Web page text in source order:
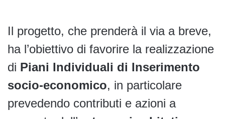
Il progetto, che prenderà il via a breve,
ha l’obiettivo di favorire la realizzazione
di Piani Individuali di Inserimento
socio-economico, in particolare
prevedendo contributi e azioni a